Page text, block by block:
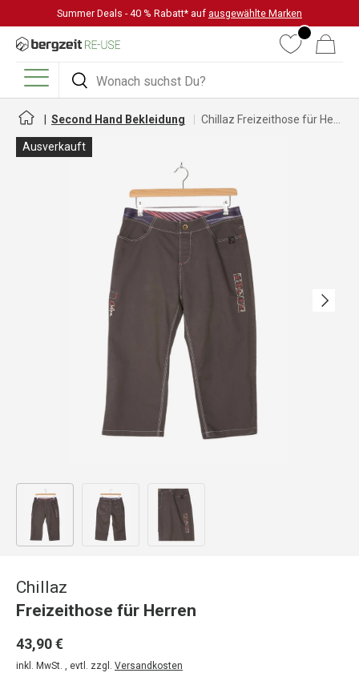
DIREKT ZUM INHALT
Summer Deals - 40 % Rabatt* auf ausgewählte Marken
Suchen
Suchen
WunschlisteWarenkorb
Menü
Second Hand Bekleidung
Ausverkauft
Nächste
Bild 1 in Galerieansicht laden
Chillaz
Freizeithose für Herren
43,90 €
inkl. MwSt. , evtl. zzgl. Versandkosten